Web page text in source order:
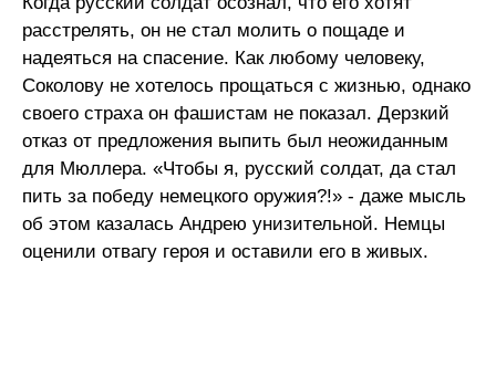
расстрелять, он не стал молить о пощаде и
надеяться на спасение. Как любому человеку,
Соколову не хотелось прощаться с жизнью, однако
своего страха он фашистам не показал. Дерзкий
отказ от предложения выпить был неожиданным
для Мюллера. «Чтобы я, русский солдат, да стал
пить за победу немецкого оружия?!» - даже мысль
об этом казалась Андрею унизительной. Немцы
оценили отвагу героя и оставили его в живых.